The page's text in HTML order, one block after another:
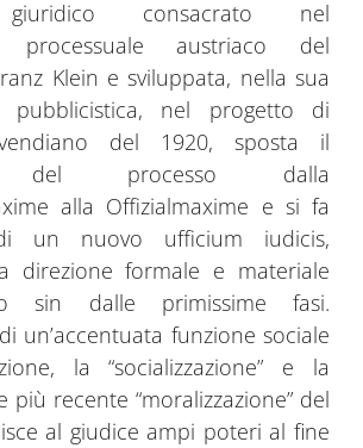
giuridico consacrato nel
processuale austriaco del
Klein e sviluppata, nella sua
pubblicistica, nel progetto di
del 1920, sposta il
del processo dalla
alla Offizialmaxime e si fa
un nuovo ufficium iudicis,
direzione formale e materiale
sin dalle primissime fasi.
un’accentuata funzione sociale
la “socializzazione” e la
più recente “moralizzazione” del
al giudice ampi poteri al fine